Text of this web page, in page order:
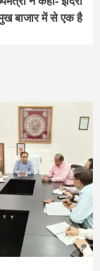
बाजार में से एक है